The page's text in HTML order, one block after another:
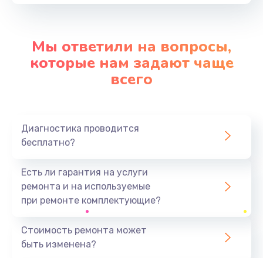
от 1060 руб.
Замена видеокарты
от 2045 руб.
Заказать
от 620 руб.
от 890 руб.
Замена разъёмов (HDMI, DVI, Дисплей порта)
Мы ответили на вопросы,
которые нам задают чаще
всего
Диагностика проводится
бесплатно?
Есть ли гарантия на услуги
ремонта и на используемые
при ремонте комплектующие?
Стоимость ремонта может
быть изменена?